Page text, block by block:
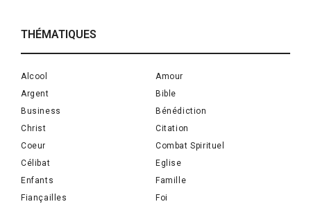
THÉMATIQUES
Alcool
Amour
Argent
Bible
Business
Bénédiction
Christ
Citation
Coeur
Combat Spirituel
Célibat
Eglise
Enfants
Famille
Fiançailles
Foi